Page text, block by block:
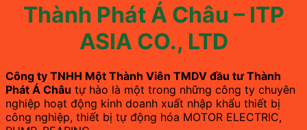
Thành Phát Á Châu – ITP
ASIA CO., LTD
Công ty TNHH Một Thành Viên TMDV đầu tư Thành
Phát Á Châu tự hào là một trong những công ty chuyên
nghiệp hoạt động kinh doanh xuất nhập khẩu thiết bị
công nghiệp, thiết bị tự động hóa MOTOR ELECTRIC,